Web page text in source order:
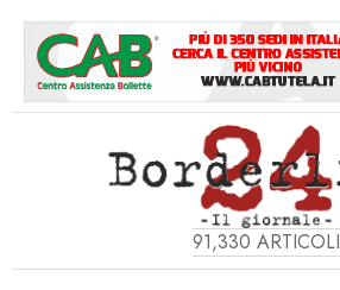
91,330 ARTICOLI